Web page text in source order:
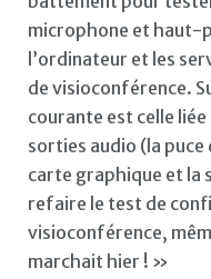
microphone et haut-
l’ordinateur et les
de visioconférence.
courante est celle
sorties audio (la
carte graphique et la
refaire le test de
visioconférence,
marchait hier ! »